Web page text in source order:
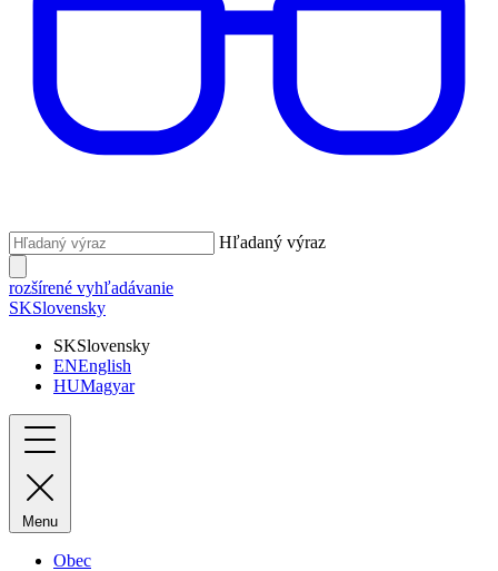
Hľadaný výraz
rozšírené vyhľadávanie
SKSlovensky
SKSlovensky
ENEnglish
HUMagyar
Menu
Obec